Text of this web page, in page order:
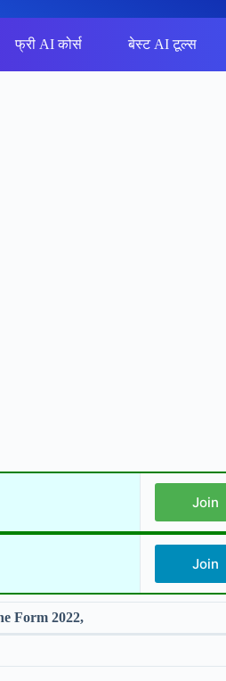
फ्री AI कोर्स बेस्ट AI टूल्स
Join
Join
Form 2022,